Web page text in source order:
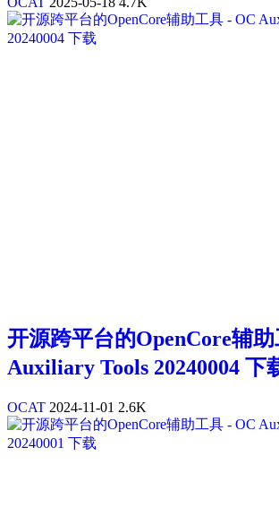
开源跨平台的OpenCore辅
Auxiliary Tools 20240004 下
OCAT 2024-11-01 2.6K